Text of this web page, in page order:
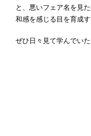
と、悪いフェア名を見
和感を感じる目を育成
ぜひ日々見て学んでいた